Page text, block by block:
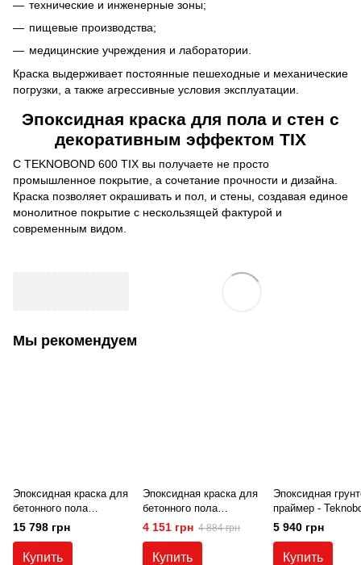
технические и инженерные зоны;
пищевые производства;
медицинские учреждения и лаборатории.
Краска выдерживает постоянные пешеходные и механические
погрузки, а также агрессивные условия эксплуатации.
Эпоксидная краска для пола и стен с
декоративным эффектом TIX
С TEKNOBOND 600 TIX вы получаете не просто
промышленное покрытие, а сочетание прочности и дизайна.
Краска позволяет окрашивать и пол, и стены, создавая единое
монолитное покрытие с нескользящей фактурой и
современным видом.
Мы рекомендуем
Эпоксидная краска для
бетонного пола
Teknobond 600 20 кг
светло серая (RAL
7001)
15 798 грн
Купить
Эпоксидная краска для
бетонного пола
Teknobond 600 5 кг
Белая (RAL 9003)
4 151 грн 4 884 грн
Купить
Эпоксидная
праймер -
300 5 кг.
5 940 грн
Купить